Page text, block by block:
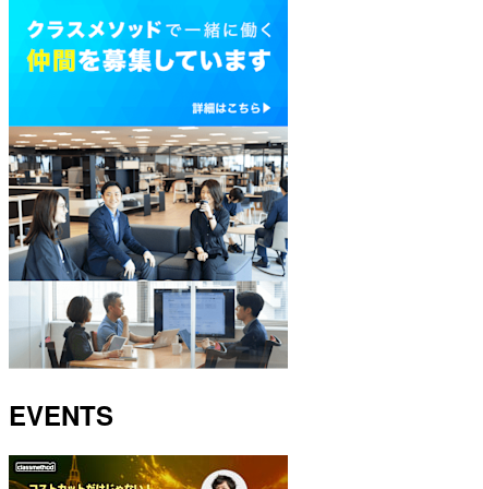
EVENTS